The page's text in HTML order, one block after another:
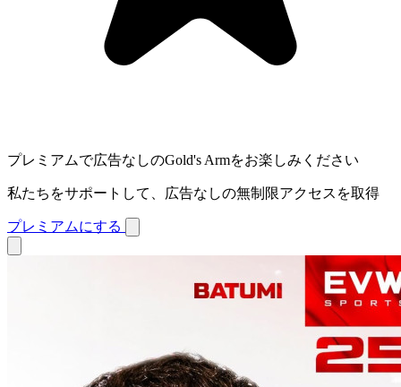
プレミアムで広告なしのGold's Armをお楽しみください
私たちをサポートして、広告なしの無制限アクセスを取得
プレミアムにする